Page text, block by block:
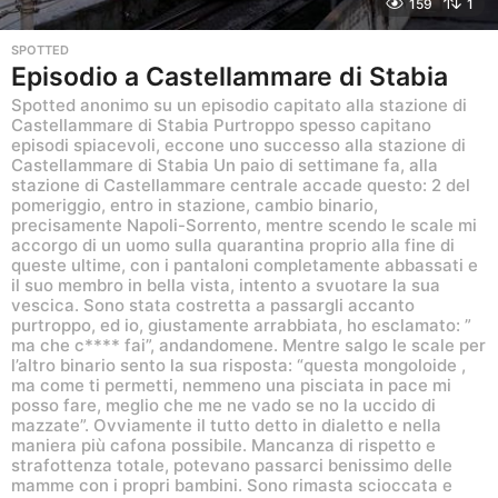
159 1
SPOTTED
Episodio a Castellammare di Stabia
Spotted anonimo su un episodio capitato alla stazione di
Castellammare di Stabia Purtroppo spesso capitano
episodi spiacevoli, eccone uno successo alla stazione di
Castellammare di Stabia Un paio di settimane fa, alla
stazione di Castellammare centrale accade questo: 2 del
pomeriggio, entro in stazione, cambio binario,
precisamente Napoli-Sorrento, mentre scendo le scale mi
accorgo di un uomo sulla quarantina proprio alla fine di
queste ultime, con i pantaloni completamente abbassati e
il suo membro in bella vista, intento a svuotare la sua
vescica. Sono stata costretta a passargli accanto
purtroppo, ed io, giustamente arrabbiata, ho esclamato: ”
ma che c**** fai”, andandomene. Mentre salgo le scale per
l’altro binario sento la sua risposta: “questa mongoloide ,
ma come ti permetti, nemmeno una pisciata in pace mi
posso fare, meglio che me ne vado se no la uccido di
mazzate”. Ovviamente il tutto detto in dialetto e nella
maniera più cafona possibile. Mancanza di rispetto e
strafottenza totale, potevano passarci benissimo delle
mamme con i propri bambini. Sono rimasta scioccata e